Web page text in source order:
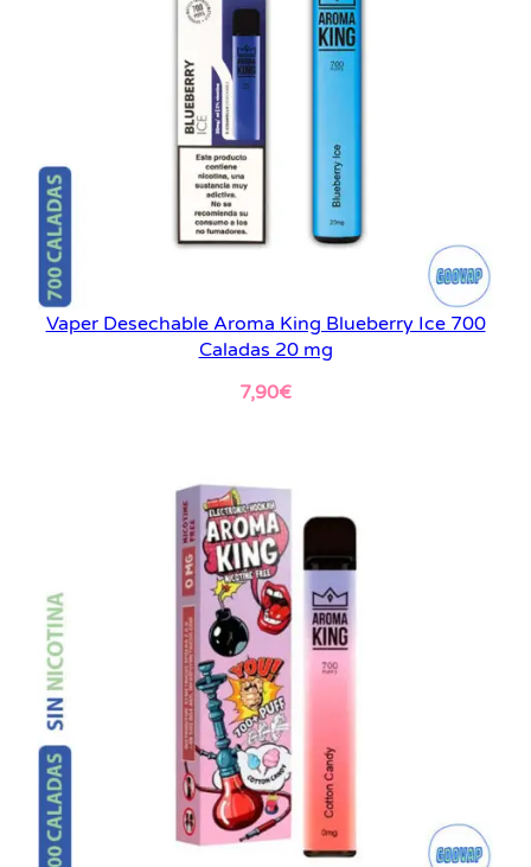
Vaper Desechable Aroma King Blueberry Ice 700
Caladas 20 mg
7,90€